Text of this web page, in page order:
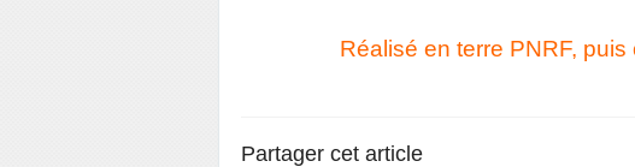
Réalisé en terre PNRF,
Partager cet article